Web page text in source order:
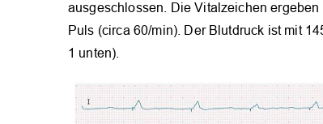
ausgeschlossen. Die Vitalzeichen
Puls (circa 60/min). Der Blutdruck ist mit
1 unten).